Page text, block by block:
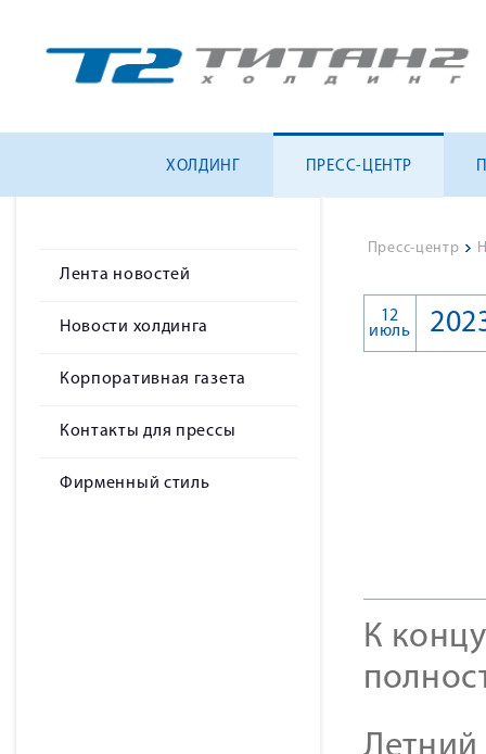
ХОЛДИНГ ПРЕСС-ЦЕНТР
Лента новостей
Новости холдинга
Корпоративная газета
Контакты для прессы
Фирменный стиль
Пресс-центр >
12
июль
К